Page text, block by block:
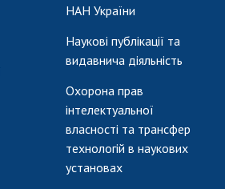
НАН України
Наукові публікації та
видавнича діяльність
Охорона прав
інтелектуальної
власності та трансфер
технологій в наукових
установах